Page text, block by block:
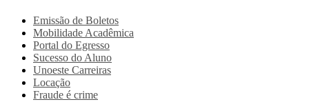
Emissão de Boletos
Mobilidade Acadêmica
Portal do Egresso
Sucesso do Aluno
Unoeste Carreiras
Locação
Fraude é crime